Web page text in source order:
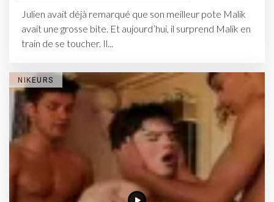
Julien avait déjà remarqué que son meilleur pote Malik
avait une grosse bite. Et aujourd’hui, il surprend Malik en
train de se toucher. Il...
NIKEURS